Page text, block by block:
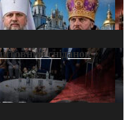
сніданок